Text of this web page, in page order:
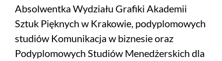
Absolwentka Wydziału Grafiki Akademii
Sztuk Pięknych w Krakowie, podyplomowych
studiów Komunikacja w biznesie oraz
Podyplomowych Studiów Menedżerskich dla